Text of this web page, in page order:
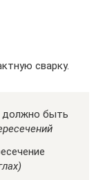
сварку.
должно быть